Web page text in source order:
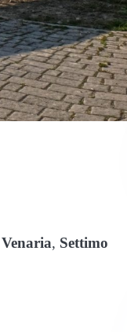
Venaria, Settimo